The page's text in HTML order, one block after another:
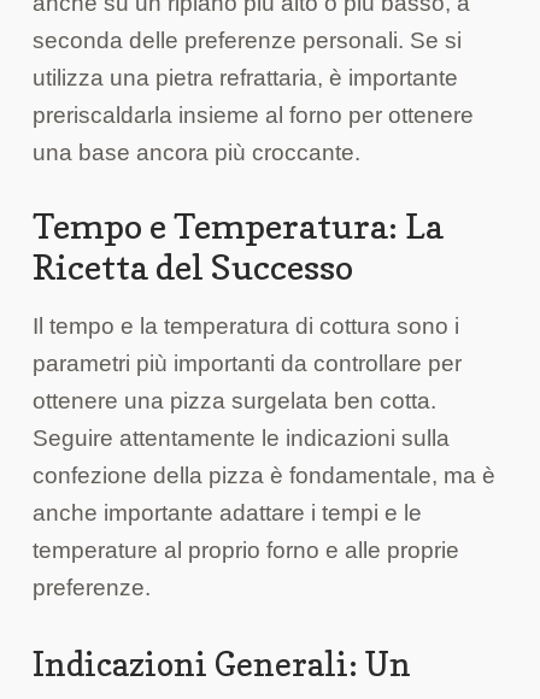
seconda delle preferenze personali. Se si
utilizza una pietra refrattaria, è importante
preriscaldarla insieme al forno per ottenere
una base ancora più croccante.
Tempo e Temperatura: La
Ricetta del Successo
Il tempo e la temperatura di cottura sono i
parametri più importanti da controllare per
ottenere una pizza surgelata ben cotta.
Seguire attentamente le indicazioni sulla
confezione della pizza è fondamentale, ma è
anche importante adattare i tempi e le
temperature al proprio forno e alle proprie
preferenze.
Indicazioni Generali: Un